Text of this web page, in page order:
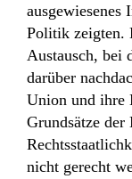
ausgewiesenes
Politik zeigten.
Austausch, bei
darüber
Union und ihre
Grundsätze der
nicht gerecht